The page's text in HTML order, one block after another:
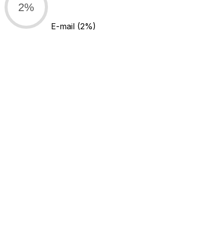
2%
E-mail (2%)